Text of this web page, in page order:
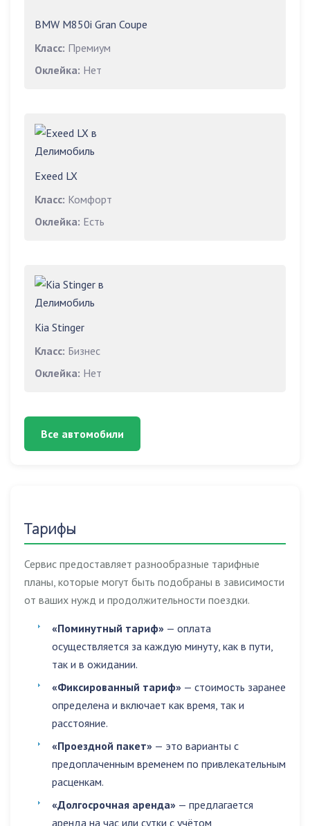
BMW M850i Gran Coupe
Класс: Премиум
Оклейка: Нет
Exeed LX
Класс: Комфорт
Оклейка: Есть
Kia Stinger
Класс: Бизнес
Оклейка: Нет
Все автомобили
Тарифы
Сервис предоставляет разнообразные тарифные
планы, которые могут быть подобраны в зависимости
от ваших нужд и продолжительности поездки.
«Поминутный тариф» — оплата
осуществляется за каждую минуту, как в пути,
так и в ожидании.
«Фиксированный тариф» — стоимость заранее
определена и включает как время, так и
расстояние.
«Проездной пакет» — это варианты с
предоплаченным временем по привлекательным
расценкам.
«Долгосрочная аренда» — предлагается
аренда на час или сутки с учётом